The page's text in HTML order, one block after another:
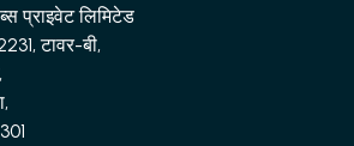
प्राइवेट लिमिटेड
टावर-बी,